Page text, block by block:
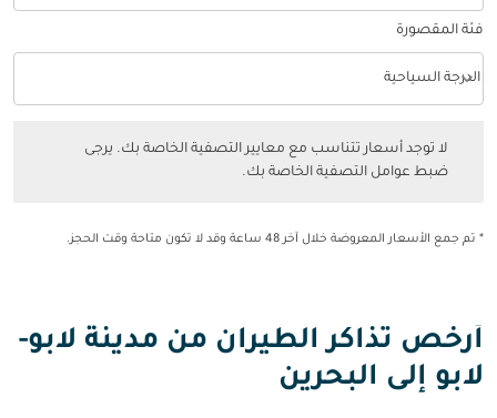
فئة المقصورة
فئة المقصورة option الدرجة السياحية Selected
الدرجة السياحية
keyboard_arrow_down
لا توجد أسعار تتناسب مع معايير التصفية الخاصة بك. يرجى
ضبط عوامل التصفية الخاصة بك.
* تم جمع الأسعار المعروضة خلال آخر 48 ساعة وقد لا تكون متاحة وقت الحجز.
أرخص تذاكر الطيران من مدينة لابو-
لابو إلى البحرين